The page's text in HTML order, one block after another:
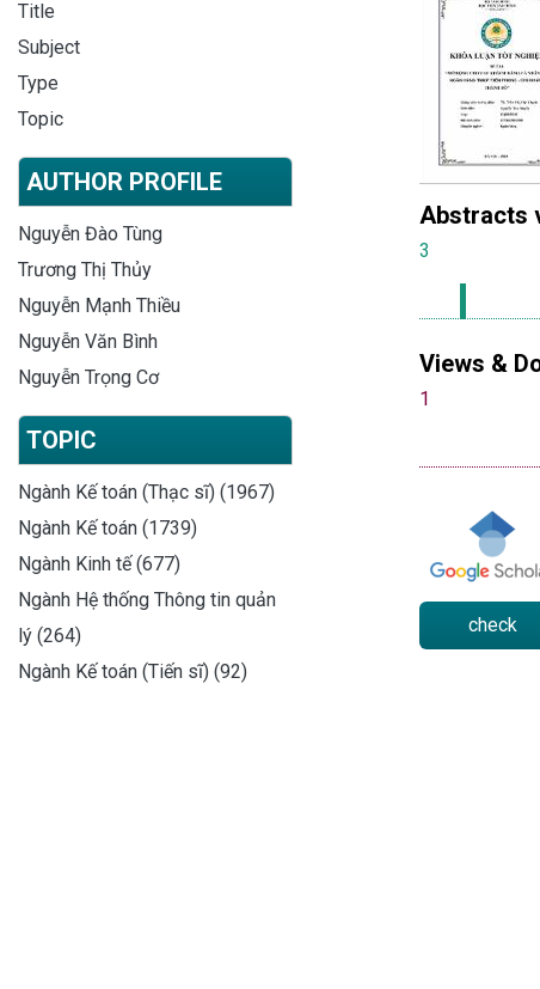
Title
Subject
Type
Topic
AUTHOR PROFILE
Nguyễn Đào Tùng
Trương Thị Thủy
Nguyễn Mạnh Thiều
Nguyễn Văn Bình
Nguyễn Trọng Cơ
TOPIC
Ngành Kế toán (Thạc sĩ) (1967)
Ngành Kế toán (1739)
Ngành Kinh tế (677)
Ngành Hệ thống Thông tin quản
lý (264)
Ngành Kế toán (Tiến sĩ) (92)
Abstracts
3
Views &
1
check